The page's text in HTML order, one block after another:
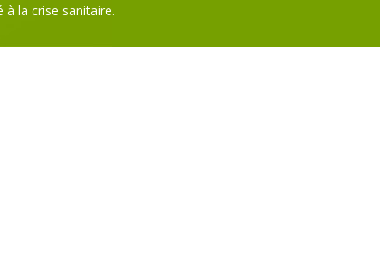
à la crise sanitaire.